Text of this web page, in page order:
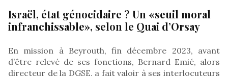
Israël, état génocidaire ? Un «seuil moral
infranchissable», selon le Quai d’Orsay
En mission à Beyrouth, fin décembre 2023, avant
d’être relevé de ses fonctions, Bernard Emié, alors
directeur de la DGSE, a fait valoir à ses interlocuteurs